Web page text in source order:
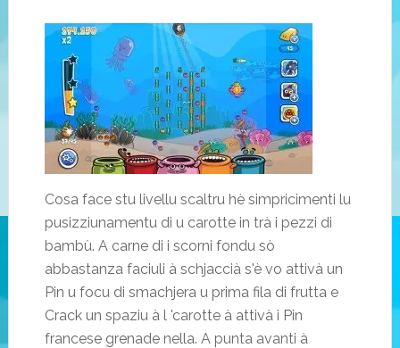
Cosa face stu livellu scaltru hè simpricimenti lu
pusizziunamentu di u carotte in trà i pezzi di
bambù. A carne di i scorni fondu sò
abbastanza faciuli à schjaccià s'è vo attivà un
Pin u focu di smachjera u prima fila di frutta e
Crack un spaziu à l 'carotte à attivà i Pin
francese grenade nella. A punta avanti à